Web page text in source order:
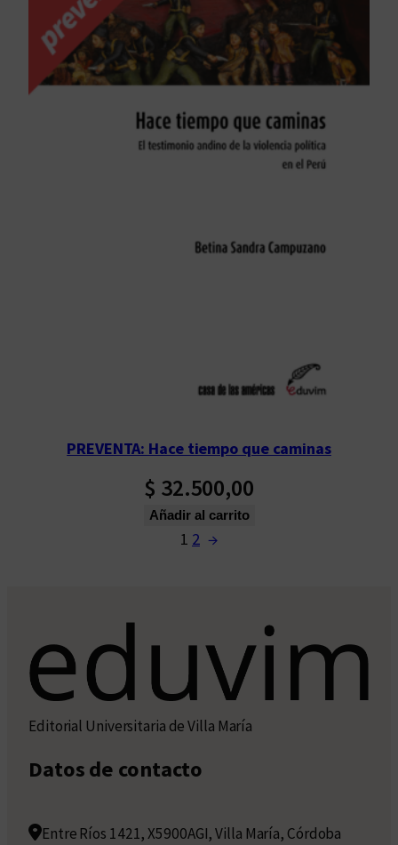
PREVENTA: Hace tiempo que caminas
$ 32.500,00
Añadir al carrito
1 2 →
Editorial Universitaria de Villa María
Datos de contacto
Entre Ríos 1421, X5900AGI, Villa María, Córdoba